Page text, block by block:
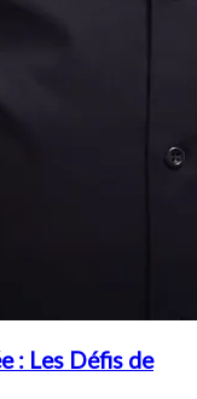
: Les Défis de